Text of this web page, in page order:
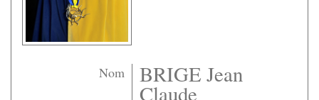
Nom BRIGE Jean
Claude